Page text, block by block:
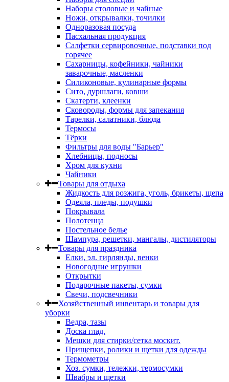
Наборы столовые и чайные
Ножи, открывалки, точилки
Одноразовая посуда
Пасхальная продукция
Салфетки сервировочные, подставки под
горячее
Сахарницы, кофейники, чайники
заварочные, масленки
Силиконовые, кулинарные формы
Сито, дуршлаги, ковши
Скатерти, клеенки
Сковороды, формы для запекания
Тарелки, салатники, блюда
Термосы
Тёрки
Фильтры для воды "Барьер"
Хлебницы, подносы
Хром для кухни
Чайники
Товары для отдыха
Жидкость для розжига, уголь, брикеты, щепа
Одеяла, пледы, подушки
Покрывала
Полотенца
Постельное белье
Шампура, решетки, мангалы, дистиляторы
Товары для праздника
Елки, эл. гирлянды, венки
Новогодние игрушки
Открытки
Подарочные пакеты, сумки
Свечи, подсвечники
Хозяйственный инвентарь и товары для
уборки
Ведра, тазы
Доска глад.
Мешки для стирки/сетка москит.
Прищепки, ролики и щетки для одежды
Термометры
Хоз. сумки, тележки, термосумки
Швабры и щетки